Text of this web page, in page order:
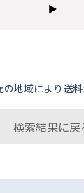
地域により送
検索結果に戻